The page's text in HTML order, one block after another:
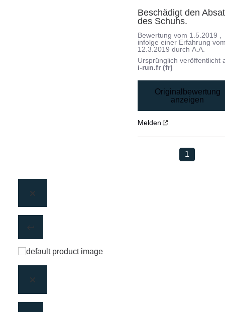
Beschädigt den
des Schuhs.
Bewertung vom 1.5.2019
infolge einer Erfahrung
12.3.2019 durchA.A.
Ursprünglich veröffentlicht
i-run.fr (fr)
Originalbewertung
anzeigen
Melden
1